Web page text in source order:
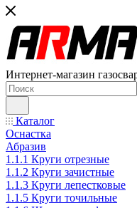
Интернет-магазин
Каталог
Оснастка
Абразив
1.1.1 Круги отрезные
1.1.2 Круги зачистные
1.1.3 Круги лепестковые
1.1.5 Круги точильные